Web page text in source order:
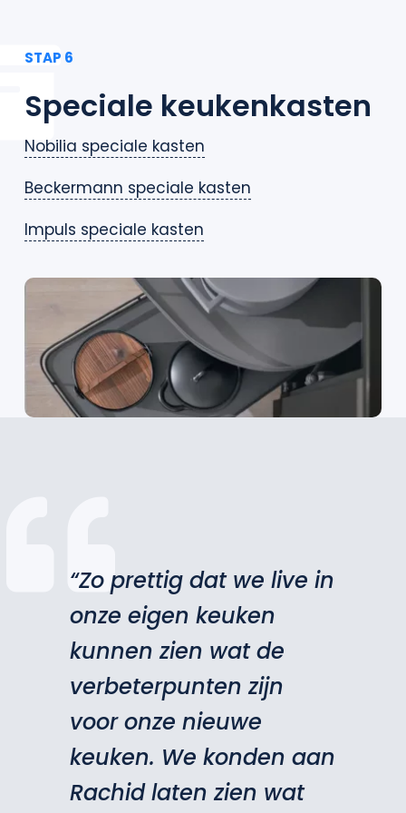
STAP 6
Speciale keukenkasten
Nobilia speciale kasten
Beckermann speciale kasten
Impuls speciale kasten
“Zo prettig dat we live in
onze eigen keuken
kunnen zien wat de
verbeterpunten zijn
voor onze nieuwe
keuken. We konden aan
Rachid laten zien wat